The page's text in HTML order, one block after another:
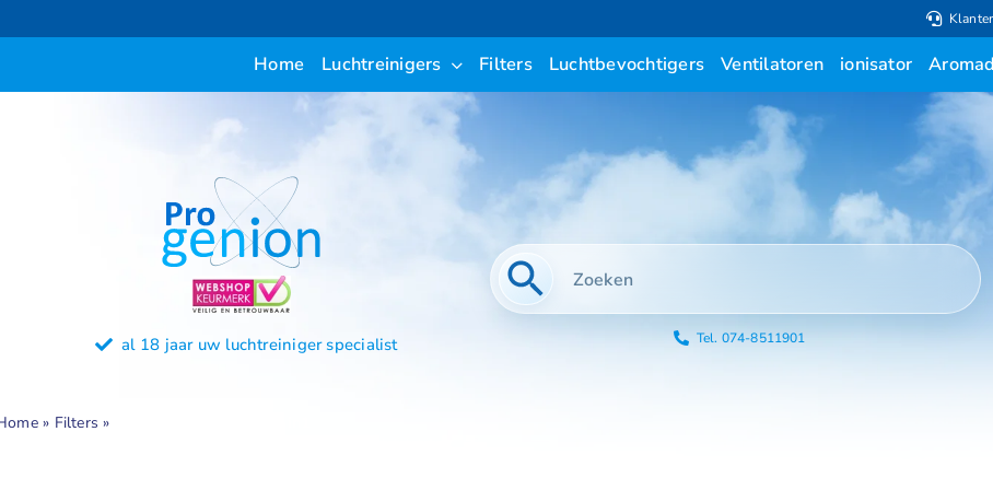
naar
Home Luchtreinigers Filters Luchtbevochtigers Ventilatoren ionisator
al 18 jaar uw luchtreiniger specialist
» Filters »
Tel. 074-8511901